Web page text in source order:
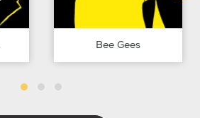
Bee Gees